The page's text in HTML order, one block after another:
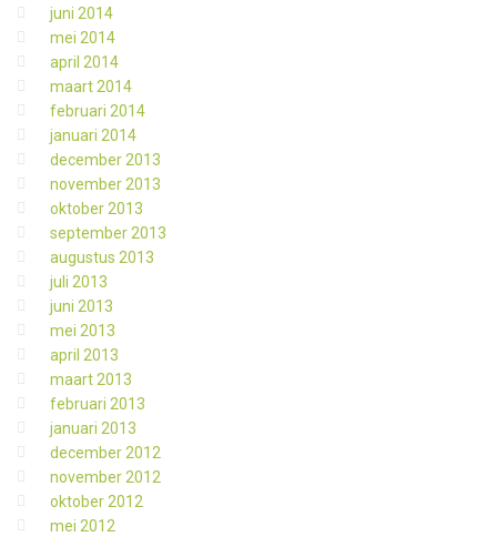
juni 2014
mei 2014
april 2014
maart 2014
februari 2014
januari 2014
december 2013
november 2013
oktober 2013
september 2013
augustus 2013
juli 2013
juni 2013
mei 2013
april 2013
maart 2013
februari 2013
januari 2013
december 2012
november 2012
oktober 2012
mei 2012